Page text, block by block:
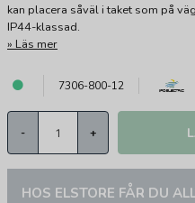
kan placera såväl i taket som på
IP44-klassad.
Läs mer
7306-800-12
- +
HOS ELSTORE FÅR DU